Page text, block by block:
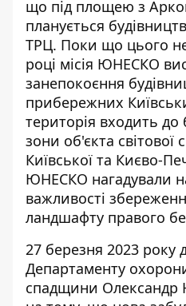
що під площею з
планується
ТРЦ. Поки що цього
році місія ЮНЕСКО
занепокоєння
прибережних
територія входить до
зони об'єкта
Київської та Києво-
ЮНЕСКО нагадували
важливості
ландшафту правого
27 березня 2023 року
Департаменту
спадщини Олександр